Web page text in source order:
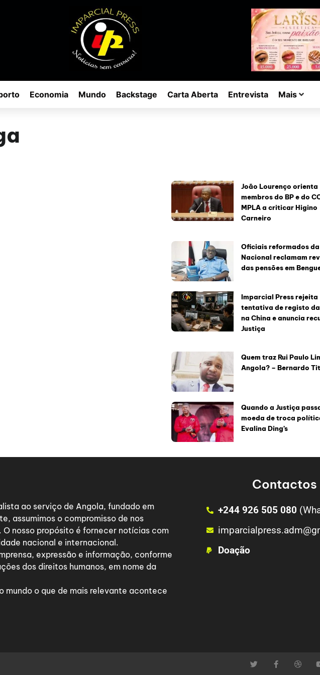
Economia Mundo Backstage Carta Aberta Entrevista Mais
João Lourenço orienta
membros do BP e do
MPLA a criticar Higino
Carneiro
Oficiais reformados
Nacional reclamam
das pensões em
Imparcial Press rejeita
tentativa de registo
na China e anuncia
Justiça
Quem traz Rui Paulo
Angola? – Bernardo
Quando a Justiça
moeda de troca
Evalina Ding’s
ao serviço de Angola, fundado em
assumimos o compromisso de nos
nosso propósito é fornecer notícias com
nacional e internacional.
expressão e informação, conforme
dos direitos humanos, em nome da
mundo o que de mais relevante acontece
Contactos
+244 926 505 080
Doação